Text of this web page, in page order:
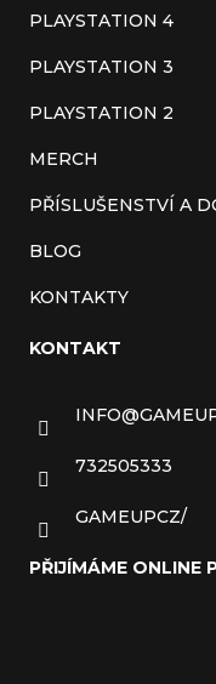
PLAYSTATION 4
PLAYSTATION 3
PLAYSTATION 2
MERCH
PŘÍSLUŠENSTVÍ A
BLOG
KONTAKTY
KONTAKT
INFO@
732505333
GAMEUPCZ/
PŘIJÍMÁME ONLINE